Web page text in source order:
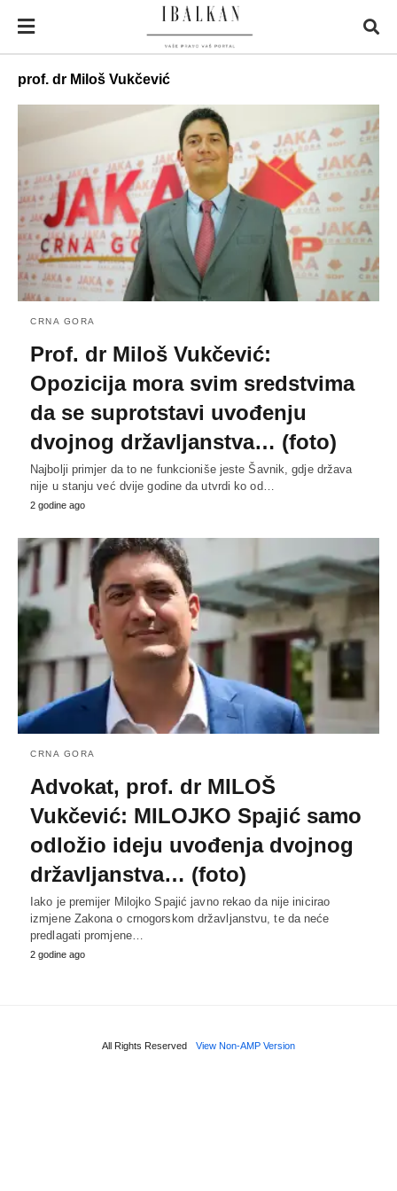
prof. dr Miloš Vukčević
CRNA GORA
Prof. dr Miloš Vukčević:
Opozicija mora svim sredstvima
da se suprotstavi uvođenju
dvojnog državljanstva… (foto)
Najbolji primjer da to ne funkcioniše jeste Šavnik, gdje država
nije u stanju već dvije godine da utvrdi ko od…
2 godine ago
CRNA GORA
Advokat, prof. dr MILOŠ
Vukčević: MILOJKO Spajić samo
odložio ideju uvođenja dvojnog
državljanstva… (foto)
Iako je premijer Milojko Spajić javno rekao da nije inicirao
izmjene Zakona o crnogorskom državljanstvu, te da neće
predlagati promjene…
2 godine ago
All Rights Reserved View Non-AMP Version